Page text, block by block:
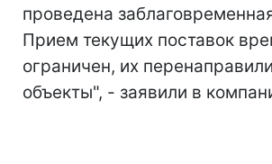
проведена
Прием текущих поставок
ограничен, их
объекты", - заявили в